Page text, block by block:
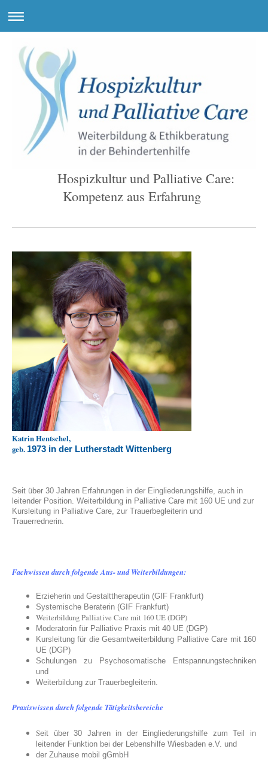
Hospizkultur und Palliative Care:
Kompetenz aus Erfahrung
Katrin Hentschel,
geb. 1973 in der Lutherstadt Wittenberg
Seit über 30 Jahren Erfahrungen in der Eingliederungshilfe, auch in
leitender Position. Weiterbildung in Palliative Care mit 160 UE und zur
Kursleitung in Palliative Care, zur Trauerbegleiterin und
Trauerrednerin.
Fachwissen durch folgende Aus- und Weiterbildungen:
Erzieherin und Gestalttherapeutin (GIF Frankfurt)
Systemische Beraterin (GIF Frankfurt)
Weiterbildung Palliative Care mit 160 UE (DGP)
Moderatorin für Palliative Praxis mit 40 UE (DGP)
Kursleitung für die Gesamtweiterbildung Palliative Care mit 160
UE (DGP)
Schulungen zu Psychosomatische Entspannungstechniken
und
Weiterbildung zur Trauerbegleiterin.
Praxiswissen durch folgende Tätigkeitsbereiche
Seit über 30 Jahren in der Eingliederungshilfe zum Teil in
leitender Funktion bei der Lebenshilfe Wiesbaden e.V. und
der Zuhause mobil gGmbH